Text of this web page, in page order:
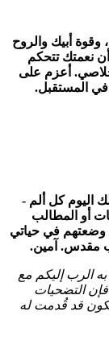
أبيك والروح
نعمتك تتحكم
أعزم على
المستقبل.
اليوم كل ألم -
أو المطالب
وضعتهم في حياتي
مقدس. آمين.
الرب إليكم مع
فإن التضحيات
قد قُدمت له